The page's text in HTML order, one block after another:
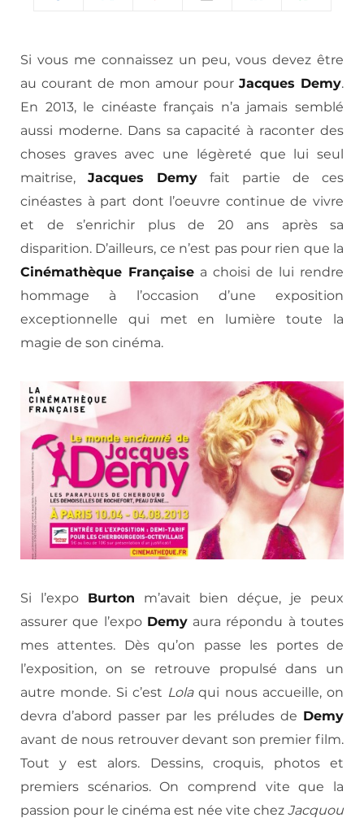
Si vous me connaissez un peu, vous devez être
au courant de mon amour pour Jacques Demy.
En 2013, le cinéaste français n’a jamais semblé
aussi moderne. Dans sa capacité à raconter des
choses graves avec une légèreté que lui seul
maitrise, Jacques Demy fait partie de ces
cinéastes à part dont l’oeuvre continue de vivre
et de s’enrichir plus de 20 ans après sa
disparition. D’ailleurs, ce n’est pas pour rien que la
Cinémathèque Française a choisi de lui rendre
hommage à l’occasion d’une exposition
exceptionnelle qui met en lumière toute la
magie de son cinéma.
Si l’expo Burton m’avait bien déçue, je peux
assurer que l’expo Demyaura répondu à toutes
mes attentes. Dès qu’on passe les portes de
l’exposition, on se retrouve propulsé dans un
autre monde. Si c’est Lolaqui nous accueille, on
devra d’abord passer par les préludes de Demy
avant de nous retrouver devant son premier film.
Tout y est alors. Dessins, croquis, photos et
premiers scénarios. On comprend vite que la
passion pour le cinéma est née vite chez Jacquou